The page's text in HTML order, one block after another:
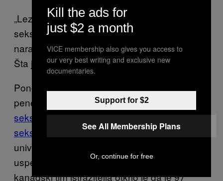
„Lezbejke gube nevinost upražnjavanjem
seksa“, kaže Blank, „baš kao i svi drugi.“ Što,
naravno, odmah dovodi do drugog pitanja:
Šta je seks?
Ponovo, taj čin je donedavno bio definisan
penetracijom. StudijeInstituta Kinsi
seksualnog ponašanjaiKanadskog žurnala
seksualnosti
pokušale su da pronađu
univerzalnu definiciju seksa i niko od njih nije
uspeo u tome. Analizom prethodnih studija,
kanadski tim istražitelja otkrio je da je 97
Kill the ads for
just $2 a month
VICE membership also gives you access to
our very best writing and exclusive new
documentaries.
Support for $2
See All Membership Plans
Or, continue for free